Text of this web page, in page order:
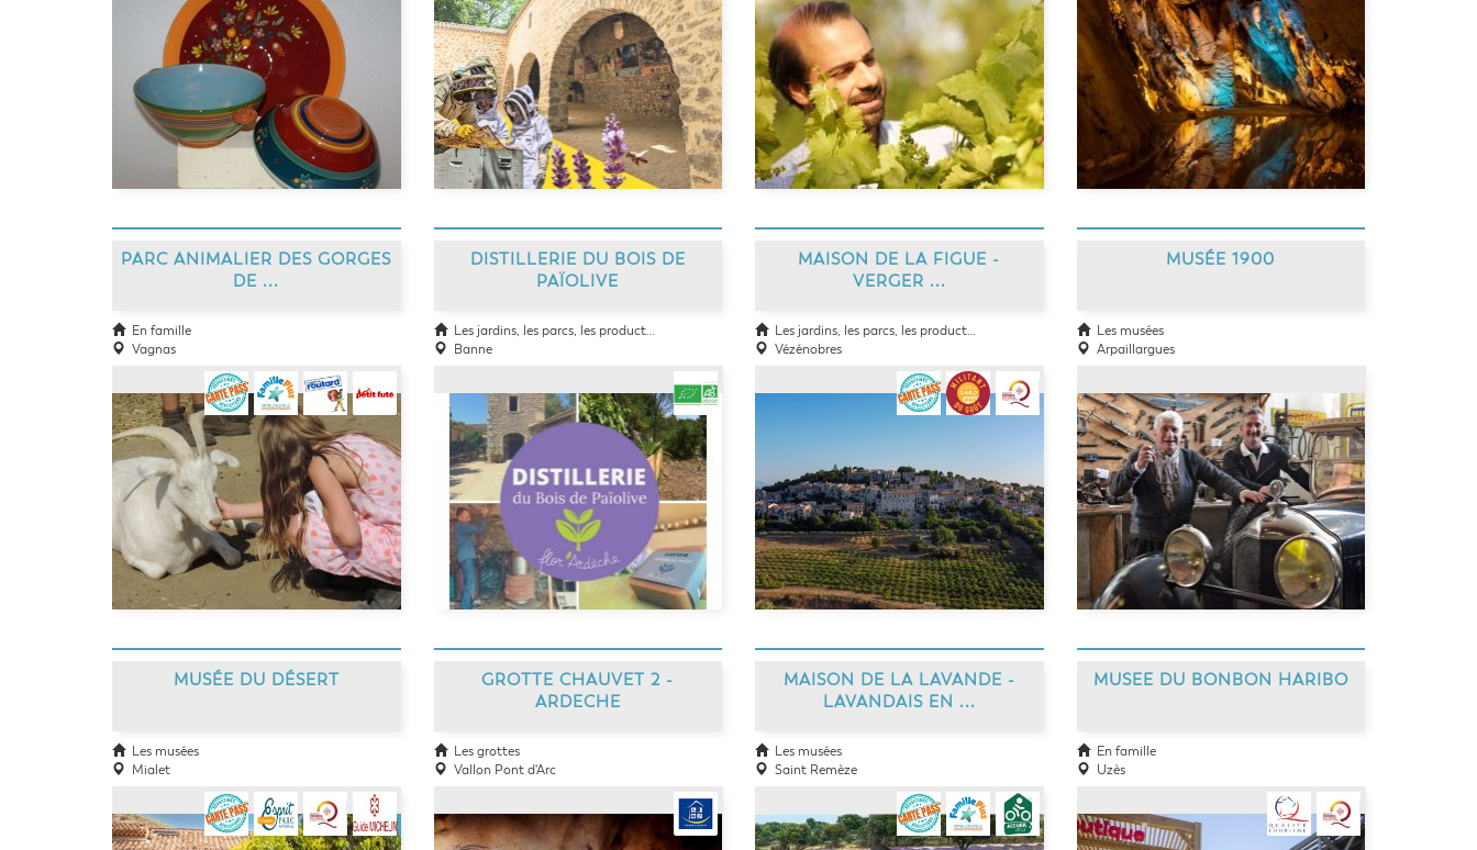
PARC ANIMALIER DES GORGES
DE ...
En famille
Vagnas
DISTILLERIE DU BOIS DE
PAÏOLIVE
Les jardins, les parcs, les producteurs
Banne
MAISON DE LA FIGUE -
VERGER ...
Les jardins, les parcs, les producteurs
Vézénobres
MUSÉE 1900
Les musées
Arpaillargues
MUSÉE DU DÉSERT
Les musées
Mialet
GROTTE CHAUVET 2 -
ARDECHE
Les grottes
Vallon Pont d'Arc
MAISON DE LA LAVANDE -
LAVANDAIS EN ...
Les musées
Saint Remèze
MUSEE DU BONBON HARIBO
En famille
Uzès